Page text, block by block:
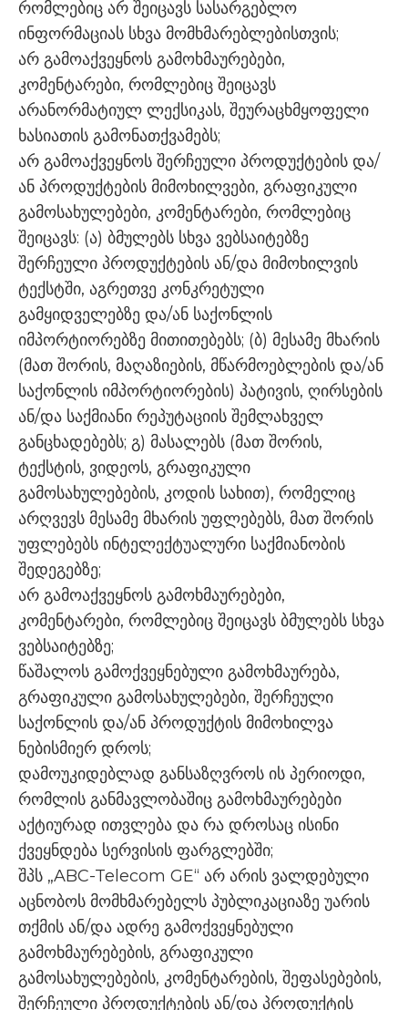
რომლებიც არ შეიცავს სასარგებლო
ინფორმაციას სხვა მომხმარებლებისთვის;
არ გამოაქვეყნოს გამოხმაურებები,
კომენტარები, რომლებიც შეიცავს
არანორმატიულ ლექსიკას, შეურაცხმყოფელი
ხასიათის გამონათქვამებს;
არ გამოაქვეყნოს შერჩეული პროდუქტების და/
ან პროდუქტების მიმოხილვები, გრაფიკული
გამოსახულებები, კომენტარები, რომლებიც
შეიცავს: (ა) ბმულებს სხვა ვებსაიტებზე
შერჩეული პროდუქტების ან/და მიმოხილვის
ტექსტში, აგრეთვე კონკრეტული
გამყიდველებზე და/ან საქონლის
იმპორტიორებზე მითითებებს; (ბ) მესამე მხარის
(მათ შორის, მაღაზიების, მწარმოებლების და/ან
საქონლის იმპორტიორების) პატივის, ღირსების
ან/და საქმიანი რეპუტაციის შემლახველ
განცხადებებს; გ) მასალებს (მათ შორის,
ტექსტის, ვიდეოს, გრაფიკული
გამოსახულებების, კოდის სახით), რომელიც
არღვევს მესამე მხარის უფლებებს, მათ შორის
უფლებებს ინტელექტუალური საქმიანობის
შედეგებზე;
არ გამოაქვეყნოს გამოხმაურებები,
კომენტარები, რომლებიც შეიცავს ბმულებს სხვა
ვებსაიტებზე;
წაშალოს გამოქვეყნებული გამოხმაურება,
გრაფიკული გამოსახულებები, შერჩეული
საქონლის და/ან პროდუქტის მიმოხილვა
ნებისმიერ დროს;
დამოუკიდებლად განსაზღვროს ის პერიოდი,
რომლის განმავლობაშიც გამოხმაურებები
აქტიურად ითვლება და რა დროსაც ისინი
ქვეყნდება სერვისის ფარგლებში;
შპს „ABC-Telecom GE“ არ არის ვალდებული
აცნობოს მომხმარებელს პუბლიკაციაზე უარის
თქმის ან/და ადრე გამოქვეყნებული
გამოხმაურებების, გრაფიკული
გამოსახულებების, კომენტარების, შეფასებების,
შერჩეული პროდუქტების ან/და პროდუქტის